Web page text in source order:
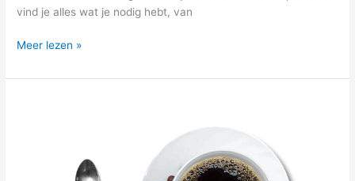
vind je alles wat je nodig hebt, van
Meer lezen »